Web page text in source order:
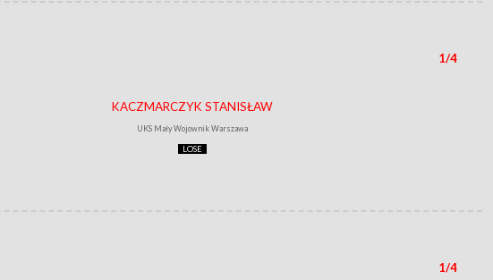
1/4
KACZMARCZYK STANISŁAW
UKS Mały Wojownik Warszawa
LOSE
1/4